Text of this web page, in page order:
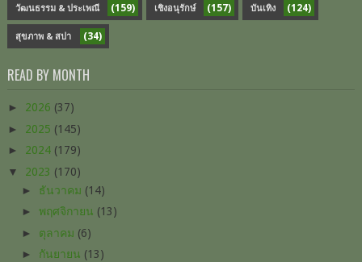
วัฒนธรรม & ประเพณี (159) เชิงอนุรักษ์ (157) บันเทิง (124)
สุขภาพ & สปา (34)
READ BY MONTH
► 2026 (37)
► 2025 (145)
► 2024 (179)
▼ 2023 (170)
► ธันวาคม (14)
► พฤศจิกายน (13)
► ตุลาคม (6)
► กันยายน (13)